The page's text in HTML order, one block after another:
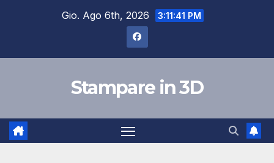
Gio. Ago 6th, 2026 3:11:42 PM
Stampare in 3D